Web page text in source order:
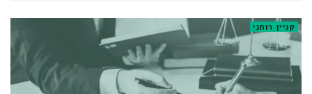
קניין רוחני